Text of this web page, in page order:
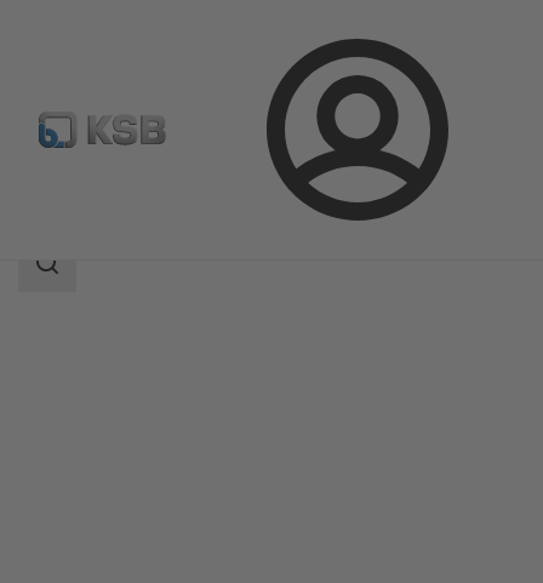
Connexion
Catalogue produits Etaprime L
Champ